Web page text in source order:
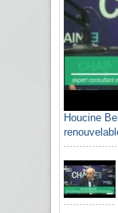
Houcine